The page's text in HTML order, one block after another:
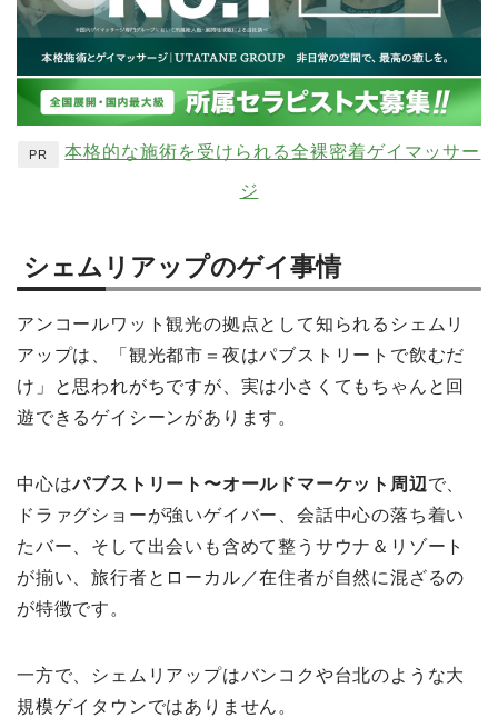
PR 本格的な施術を受けられる全裸密着ゲイマッサー
ジ
シェムリアップのゲイ事情
アンコールワット観光の拠点として知られるシェムリ
アップは、「観光都市＝夜はパブストリートで飲むだ
け」と思われがちですが、実は小さくてもちゃんと回
遊できるゲイシーンがあります。
中心はパブストリート〜オールドマーケット周辺で、
ドラァグショーが強いゲイバー、会話中心の落ち着い
たバー、そして出会いも含めて整うサウナ＆リゾート
が揃い、旅行者とローカル／在住者が自然に混ざるの
が特徴です。
一方で、シェムリアップはバンコクや台北のような大
規模ゲイタウンではありません。